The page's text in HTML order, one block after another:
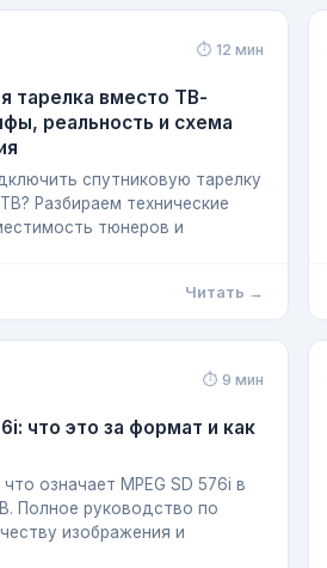
⏱ 12 мин
тарелка вместо ТВ-
реальность и схема
спутниковую тарелку
Разбираем технические
тюнеров и
Читать →
⏱ 9 мин
что это за формат и как
означает MPEG SD 576i в
Полное руководство по
изображения и